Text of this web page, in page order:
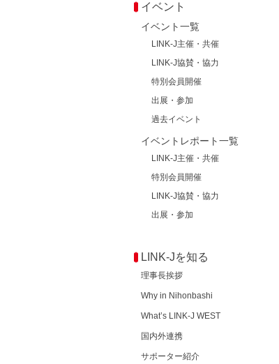
イベント
イベント一覧
LINK-J主催・共催
LINK-J協賛・協力
特別会員開催
出展・参加
過去イベント
イベントレポート一覧
LINK-J主催・共催
特別会員開催
LINK-J協賛・協力
出展・参加
LINK-Jを知る
理事長挨拶
Why in Nihonbashi
What’s LINK-J WEST
国内外連携
サポーター紹介